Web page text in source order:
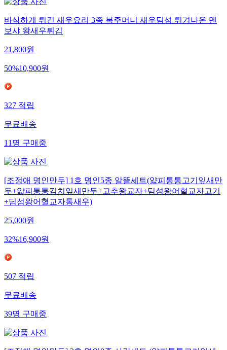
바삭하게 튀긴 새우요리 3종 복주머니 새우딤섬 튀겨나온 멘
보샤 왕새우튀김
21,800원
50%10,900원
327적립
무료배송
11명구매중
[조정애 명인만두] 1호 명인5종 알뜰세트(얇피통통고기잎새만
두+얇피통통김치잎새만두+고추왕교자+딤섬왕어혈교자고기
+딤섬왕어혈교자통새우)
25,000원
32%16,900원
507적립
무료배송
39명구매중